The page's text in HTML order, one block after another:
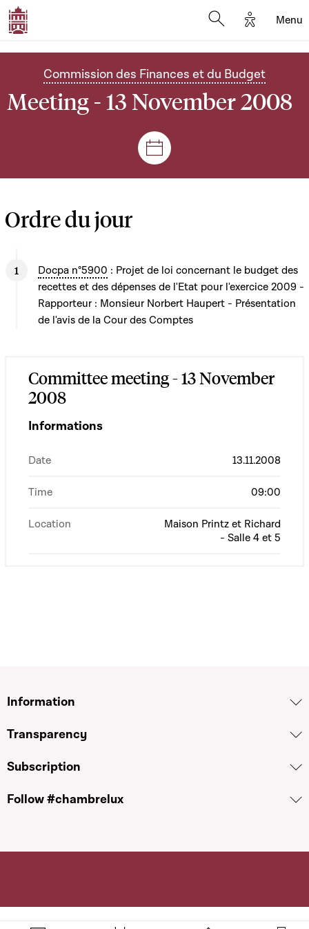
Options
Menu
Commission des Finances et du Budget
Meeting - 13 November 2008
Sessions and meetings
Ordre du jour
Docpa n°5900 : Projet de loi concernant le budget des
recettes et des dépenses de l'Etat pour l'exercice 2009 -
Rapporteur : Monsieur Norbert Haupert - Présentation
de l'avis de la Cour des Comptes
Committee meeting - 13 November
2008
Informations
Date 13.11.2008
Time 09:00
Location
Maison Printz et Richard
- Salle 4 et 5
Information
Transparency
Subscription
Follow #chambrelux